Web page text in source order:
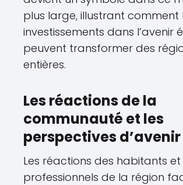
plus large, illustrant comment
investissements dans l’avenir
peuvent transformer des
entières.
Les réactions de la
communauté et les
perspectives d’avenir
Les réactions des habitants et
professionnels de la région